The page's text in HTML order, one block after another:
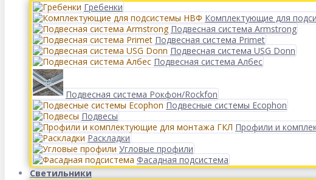
Гребенки
Комплектующие для
Подвесная система Armstrong
Подвесная система Primet
Подвесная система USG Donn
Подвесная система Албес
Подвесная система Рокфон/Rockfon
Подвесные системы Ecophon
Подвесы
Профили и
Раскладки
Угловые профили
Фасадная подсистема
Светильники